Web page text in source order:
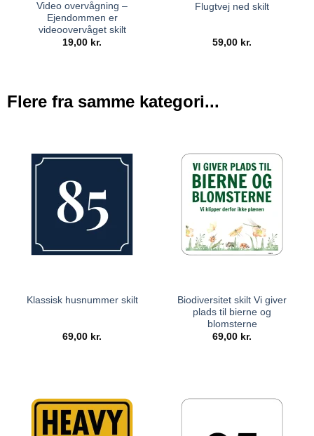
Video overvågning –
Ejendommen er
videoovervåget skilt
19,00 kr.
Flugtvej ned skilt
59,00 kr.
Flere fra samme kategori...
Klassisk husnummer skilt
69,00 kr.
Biodiversitet skilt Vi giver
plads til bierne og
blomsterne
69,00 kr.